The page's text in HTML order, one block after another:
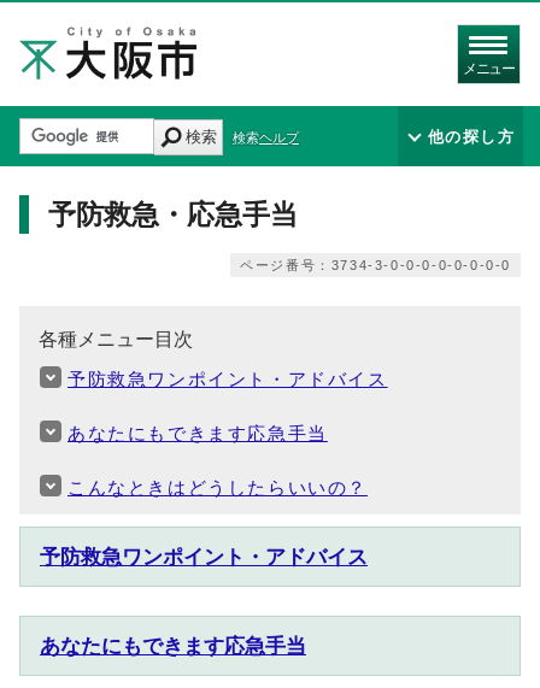
メニュー
検索 検索ヘルプ 他の探し方
予防救急・応急手当
ページ番号：3734-3-0-0-0-0-0-0-0-0
各種メニュー目次
予防救急ワンポイント・アドバイス
あなたにもできます応急手当
こんなときはどうしたらいいの？
予防救急ワンポイント・アドバイス
あなたにもできます応急手当